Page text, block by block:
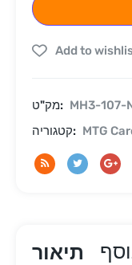
Add to
מק"ט: MH3-107-
קטגוריה: MTG
תיאור